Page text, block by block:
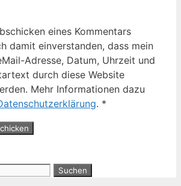
eines Kommentars
damit einverstanden, dass mein
Adresse, Datum, Uhrzeit und
durch diese Website
Mehr Informationen dazu
. *